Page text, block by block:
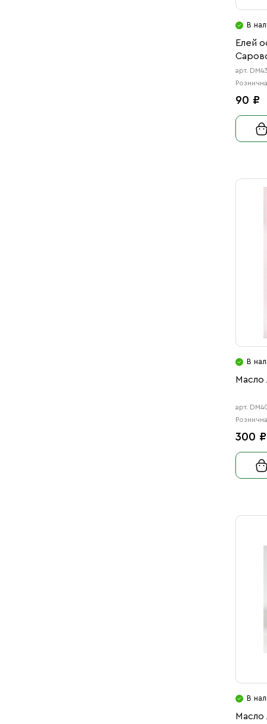
В
Елей
арт.
90 ₽
В
Масло
арт.
300 ₽
В
Масло